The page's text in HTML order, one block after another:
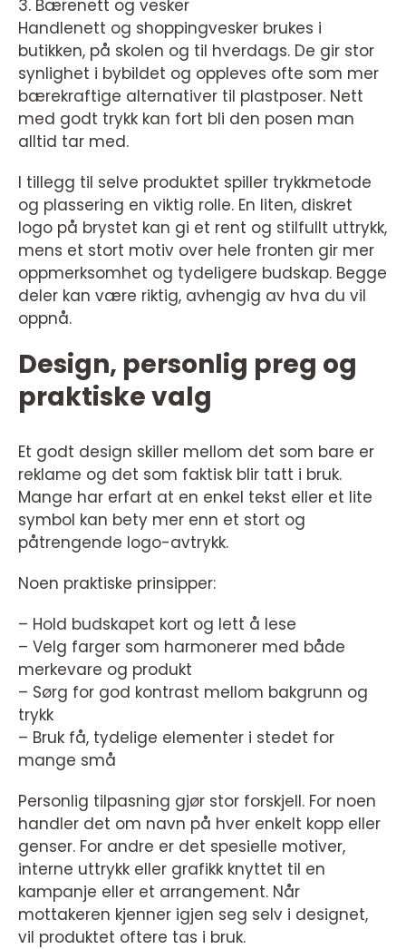
3. Bærenett og vesker
Handlenett og shoppingvesker brukes i
butikken, på skolen og til hverdags. De gir stor
synlighet i bybildet og oppleves ofte som mer
bærekraftige alternativer til plastposer. Nett
med godt trykk kan fort bli den posen man
alltid tar med.
I tillegg til selve produktet spiller trykkmetode
og plassering en viktig rolle. En liten, diskret
logo på brystet kan gi et rent og stilfullt uttrykk,
mens et stort motiv over hele fronten gir mer
oppmerksomhet og tydeligere budskap. Begge
deler kan være riktig, avhengig av hva du vil
oppnå.
Design, personlig preg og
praktiske valg
Et godt design skiller mellom det som bare er
reklame og det som faktisk blir tatt i bruk.
Mange har erfart at en enkel tekst eller et lite
symbol kan bety mer enn et stort og
påtrengende logo-avtrykk.
Noen praktiske prinsipper:
– Hold budskapet kort og lett å lese
– Velg farger som harmonerer med både
merkevare og produkt
– Sørg for god kontrast mellom bakgrunn og
trykk
– Bruk få, tydelige elementer i stedet for
mange små
Personlig tilpasning gjør stor forskjell. For noen
handler det om navn på hver enkelt kopp eller
genser. For andre er det spesielle motiver,
interne uttrykk eller grafikk knyttet til en
kampanje eller et arrangement. Når
mottakeren kjenner igjen seg selv i designet,
vil produktet oftere tas i bruk.